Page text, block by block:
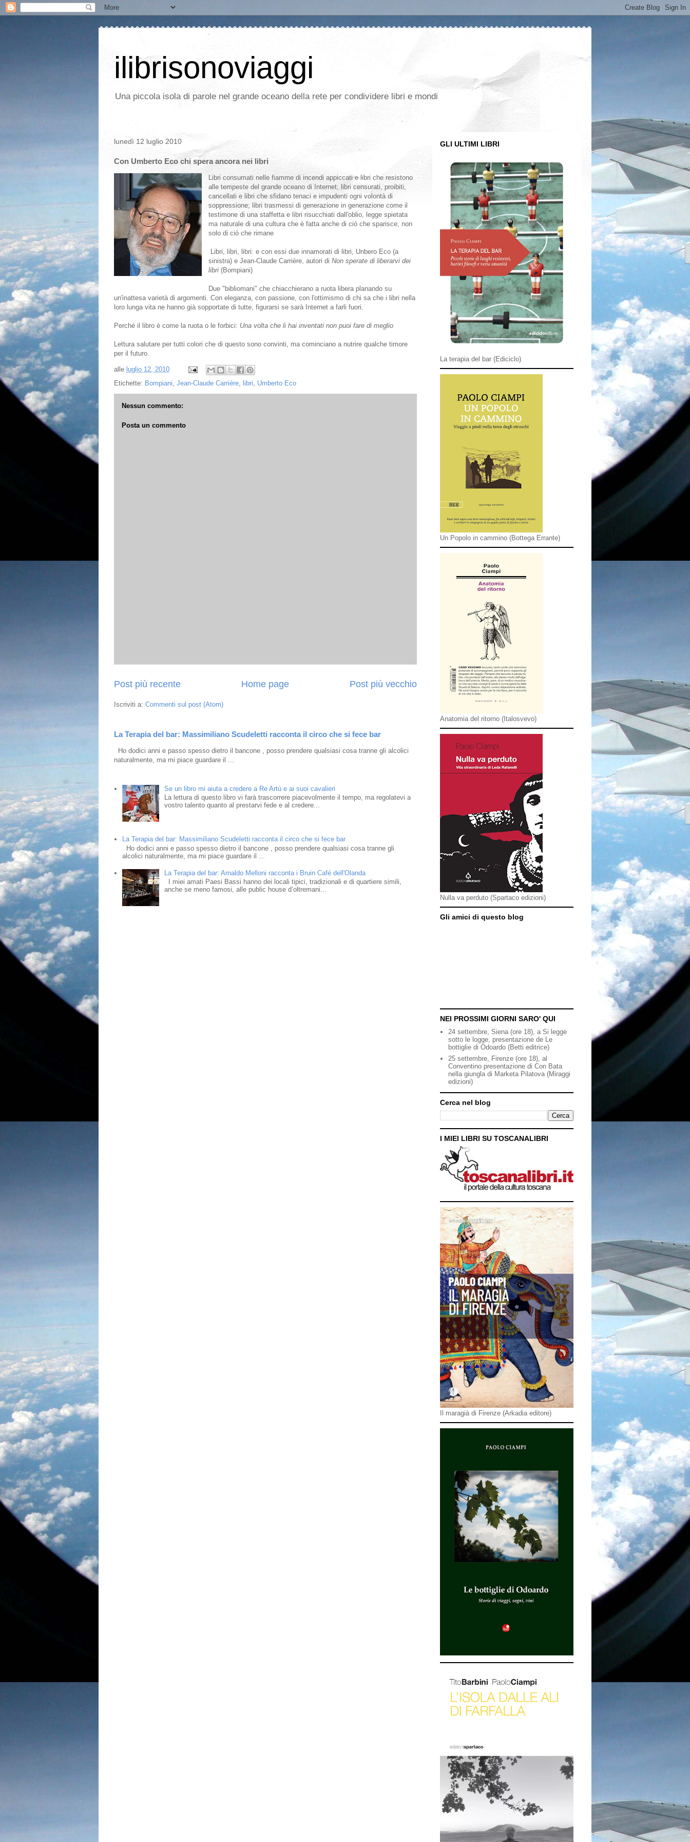
ilibrisonoviaggi
Una piccola isola di parole nel grande oceano della rete per condividere libri e mondi
lunedì 12 luglio 2010
Con Umberto Eco chi spera ancora nei libri
Libri consumati nelle fiamme di incendi appiccati e libri che resistono
alle tempeste del grande oceano di Internet; libri censurati, proibiti,
cancellati e libri che sfidano tenaci e impudenti ogni volontà di
soppressione; libri trasmessi di generazione in generazione come il
testimone di una staffetta e libri risucchiati dall'oblio, legge spietata
ma naturale di una cultura che è fatta anche di ciò che sparisce, non
solo di ciò che rimane
Libri, libri, libri: e con essi due innamorati di libri, Unbero Eco (a
sinistra) e Jean-Claude Carrière, autori di Non sperate di liberarvi dei
libri (Bompiani)
Due "bibliomani" che chiacchierano a ruota libera planando su
un'inattesa varietà di argomenti. Con eleganza, con passione, con l'ottimismo di chi sa che i libri nella
loro lunga vita ne hanno già sopportate di tutte, figurarsi se sarà Internet a farli fuori.
Perché il libro è come la ruota o le forbici: Una volta che li hai inventati non puoi fare di meglio
Lettura salutare per tutti colori che di questo sono convinti, ma cominciano a nutrire qualche timore
per il futuro.
alle luglio 12, 2010
Etichette: Bompiani, Jean-Claude Carrière, libri, Umberto Eco
Nessun commento:
Posta un commento
Post più recente Post più vecchio
Home page
Iscriviti a: Commenti sul post (Atom)
La Terapia del bar: Massimiliano Scudeletti racconta il circo che si fece bar
Ho dodici anni e passo spesso dietro il bancone , posso prendere qualsiasi cosa tranne gli alcolici
naturalmente, ma mi piace guardare il ...
Se un libro mi aiuta a credere a Re Artù e ai suoi cavalieri
La lettura di questo libro vi farà trascorrere piacevolmente il tempo, ma regolatevi a
vostro talento quanto al prestarvi fede e al credere...
La Terapia del bar: Massimiliano Scudeletti racconta il circo che si fece bar
Ho dodici anni e passo spesso dietro il bancone , posso prendere qualsiasi cosa tranne gli
alcolici naturalmente, ma mi piace guardare il ...
La Terapia del bar: Arnaldo Melloni racconta i Bruin Café dell'Olanda
I miei amati Paesi Bassi hanno dei locali tipici, tradizionali e di quartiere simili,
anche se meno famosi, alle public house d’oltremani...
GLI ULTIMI LIBRI
La terapia del bar (Ediciclo)
Un Popolo in cammino (Bottega Errante)
Anatomia del ritorno (Italosvevo)
Nulla va perduto (Spartaco edizioni)
Gli amici di questo blog
NEI PROSSIMI GIORNI SARO' QUI
24 settembre, Siena (ore 18), a Si legge
sotto le logge, presentazione de Le
bottiglie di Odoardo (Betti editrice)
25 settembre, Firenze (ore 18), al
Conventino presentazione di Con Bata
nella giungla di Marketa Pilatova (Miraggi
edizioni)
Cerca nel blog
I MIEI LIBRI SU TOSCANALIBRI
Il maragià di Firenze (Arkadia editore)